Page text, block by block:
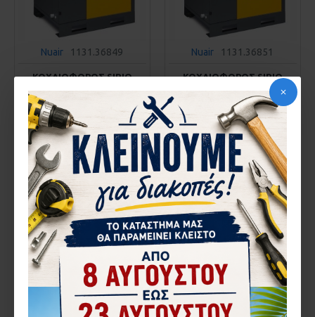
Nuair 1131.36849
ΚΟΧΛΙΟΦΟΡΟΣ SIRIO
9.800,00€
ΚΑΛΆΘΙ
Αγορά
Nuair 1131.36851
ΚΟΧΛΙΟΦΟΡΟΣ SIRIO
NUAIR SIRIO 15-10 (IE3)
10.800,00€
ΚΑΛΆΘΙ
Αγορά
ΚΑΤΌΠΙΝ ΠΑΡΑΓΓΕΛΊΑΣ ΚΑΤΌΠΙΝ ΠΑΡΑΓΓΕΛΊΑΣ